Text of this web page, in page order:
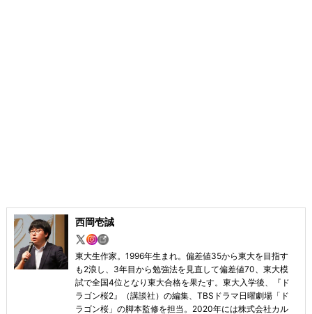
西岡壱誠
東大生作家。1996年生まれ。偏差値35から東大を目指す
も2浪し、3年目から勉強法を見直して偏差値70、東大模
試で全国4位となり東大合格を果たす。東大入学後、『ド
ラゴン桜2』（講談社）の編集、TBSドラマ日曜劇場「ド
ラゴン桜」の脚本監修を担当。2020年には株式会社カル